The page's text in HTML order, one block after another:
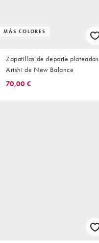
MÁS COLORES
Zapatillas de deporte plateadas
Arishi de New Balance
70,00 €